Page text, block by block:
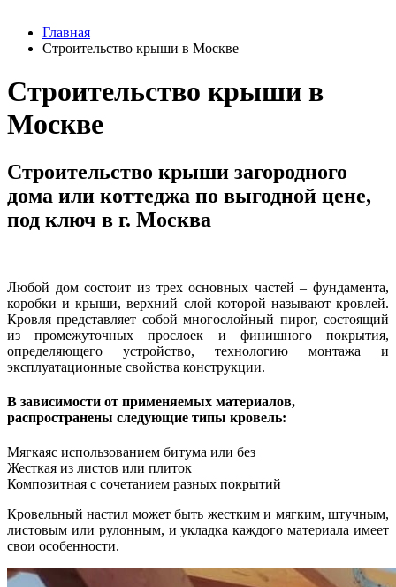
Главная
Строительство крыши в Москве
Строительство крыши в
Москве
Строительство крыши загородного
дома или коттеджа по выгодной цене,
под ключ в г. Москва
Любой дом состоит из трех основных частей – фундамента,
коробки и крыши, верхний слой которой называют кровлей.
Кровля представляет собой многослойный пирог, состоящий
из промежуточных прослоек и финишного покрытия,
определяющего устройство, технологию монтажа и
эксплуатационные свойства конструкции.
В зависимости от применяемых материалов,
распространены следующие типы кровель:
Мягкаяс использованием битума или без
Жесткая из листов или плиток
Композитная с сочетанием разных покрытий
Кровельный настил может быть жестким и мягким, штучным,
листовым или рулонным, и укладка каждого материала имеет
свои особенности.